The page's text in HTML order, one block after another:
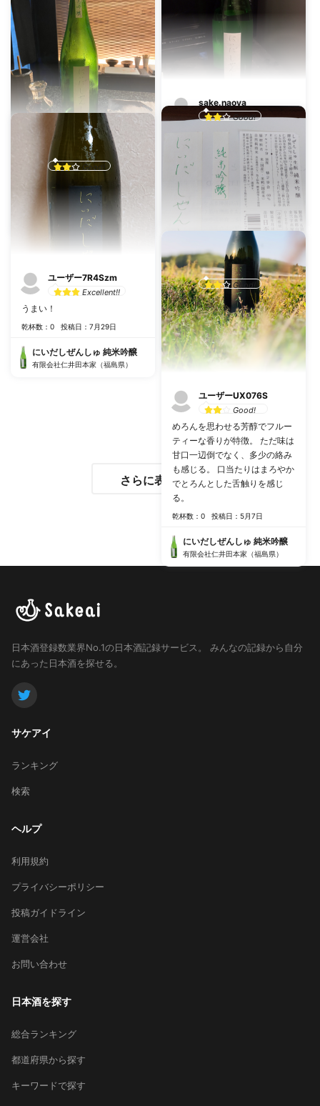
投稿日：3月12日
にいだしぜんしゅ 純米吟醸
有限会社仁井田本家（福島県）
sake.naoya
Good!
口当たりはやわらかいけど、舌
の奥の方に感じるなんとも言い
難いチクチク感、、表現難しい
乾杯数：2 投稿日：12月5日
にいだしぜんしゅ 純米吟醸
有限会社仁井田本家（福島県）
週2升
Good!
乾杯数：2 投稿日：10月1日
にいだしぜんしゅ 純米吟醸
有限会社仁井田本家（福島県）
panpon
Good!
乾杯数：0 投稿日：8月2日
にいだしぜんしゅ 純米吟醸
有限会社仁井田本家（福島県）
ユーザー7R4Szm
Excellent!!
うまい！
乾杯数：0 投稿日：7月29日
にいだしぜんしゅ 純米吟醸
有限会社仁井田本家（福島県）
ユーザーUX076S
Good!
めろんを思わせる芳醇でフルー
ティーな香りが特徴。 ただ味は
甘口一辺倒でなく、多少の絡み
も感じる。 口当たりはまろやか
でとろんとした舌触りを感じ
る。
乾杯数：0 投稿日：5月7日
にいだしぜんしゅ 純米吟醸
有限会社仁井田本家（福島県）
さらに表示する
日本酒登録数業界No.1の日本酒記録サービス。
みんなの記録から自分
にあった日本酒を探せる。
サケアイ
ランキング
検索
ヘルプ
利用規約
プライバシーポリシー
投稿ガイドライン
運営会社
お問い合わせ
日本酒を探す
総合ランキング
都道府県から探す
キーワードで探す